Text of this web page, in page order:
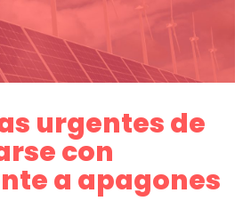
urgentes de
con
a apagones